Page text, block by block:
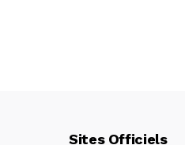
Sites Officiels